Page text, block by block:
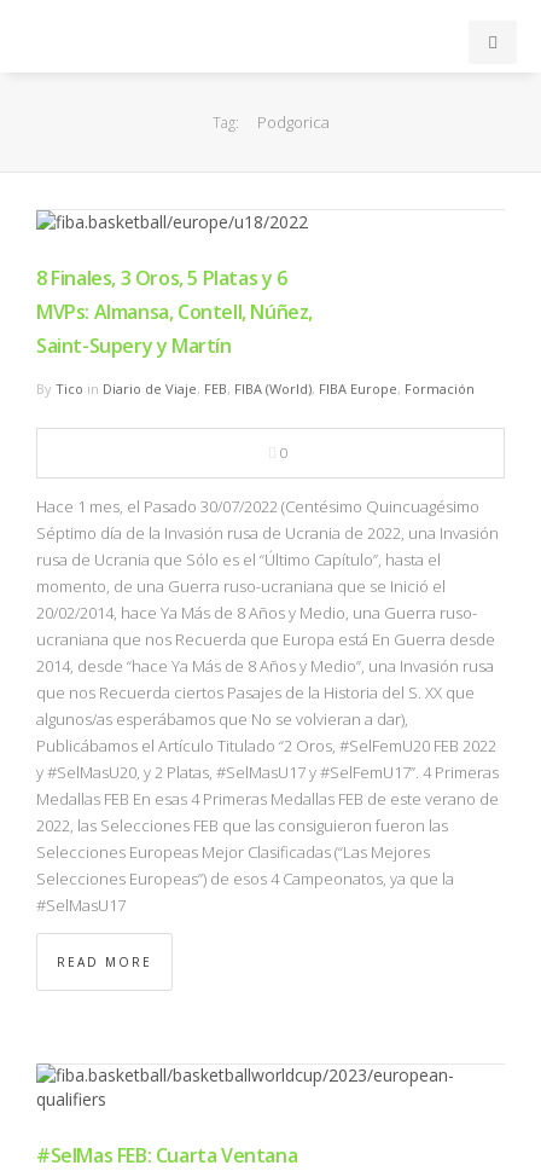
EuroLeague
FIBA
OTROS
MULTIMEDIA
RIO 2016
Tag: Podgorica
8 Finales, 3 Oros, 5 Platas y 6
MVPs: Almansa, Contell, Núñez,
Saint-Supery y Martín
By Tico in Diario de Viaje, FEB, FIBA (World), FIBA Europe, Formación
0
Hace 1 mes, el Pasado 30/07/2022 (Centésimo Quincuagésimo
Séptimo día de la Invasión rusa de Ucrania de 2022, una Invasión
rusa de Ucrania que Sólo es el “Último Capítulo”, hasta el
momento, de una Guerra ruso-ucraniana que se Inició el
20/02/2014, hace Ya Más de 8 Años y Medio, una Guerra ruso-
ucraniana que nos Recuerda que Europa está En Guerra desde
2014, desde “hace Ya Más de 8 Años y Medio”, una Invasión rusa
que nos Recuerda ciertos Pasajes de la Historia del S. XX que
algunos/as esperábamos que No se volvieran a dar),
Publicábamos el Artículo Titulado “2 Oros, #SelFemU20 FEB 2022
y #SelMasU20, y 2 Platas, #SelMasU17 y #SelFemU17”. 4 Primeras
Medallas FEB En esas 4 Primeras Medallas FEB de este verano de
2022, las Selecciones FEB que las consiguieron fueron las
Selecciones Europeas Mejor Clasificadas (“Las Mejores
Selecciones Europeas”) de esos 4 Campeonatos, ya que la
#SelMasU17
READ MORE
#SelMas FEB: Cuarta Ventana